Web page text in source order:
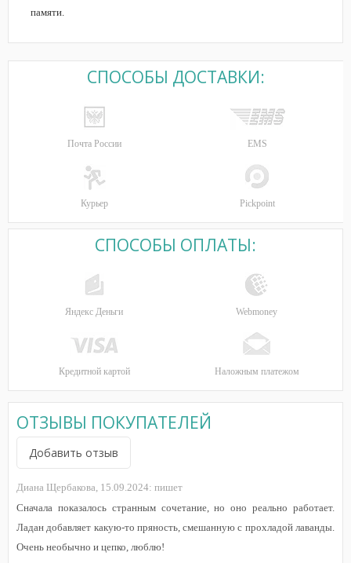
памяти.
СПОСОБЫ ДОСТАВКИ:
Почта России EMS
Курьер Pickpoint
СПОСОБЫ ОПЛАТЫ:
Яндекс Деньги Webmoney
Кредитной картой Наложным платежом
ОТЗЫВЫ ПОКУПАТЕЛЕЙ
Добавить отзыв
Диана Щербакова, 15.09.2024: пишет
Сначала показалось странным сочетание, но оно реально работает.
Ладан добавляет какую-то пряность, смешанную с прохладой лаванды.
Очень необычно и цепко, люблю!